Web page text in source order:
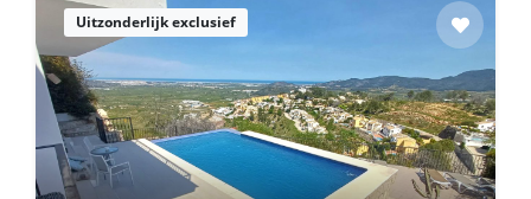
Uitzonderlijk exclusief